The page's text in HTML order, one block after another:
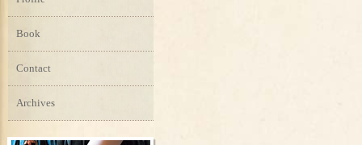
Book
Contact
Archives